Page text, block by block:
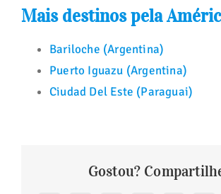
Mais destinos pela
Bariloche (Argentina)
Puerto Iguazu (Argentina)
Ciudad Del Este (Paraguai)
Gostou?